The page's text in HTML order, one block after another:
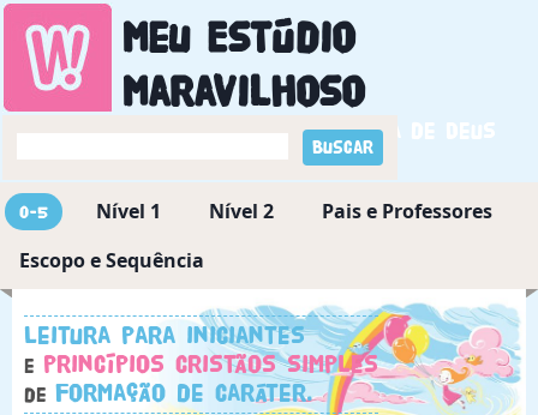
Meu Estúdio
Maravilhoso
Descobrindo a maravilha de Deus
0-5 Nível 1 Nível 2
Pais e Professores
Escopo e Sequência
Leitura para iniciantes
e princípios cristãos simples
de formação de caráter.